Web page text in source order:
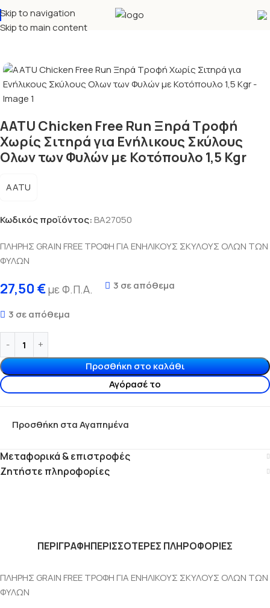
Skip to navigation
Skip to main content
Αρχική σελίδα Σκύλος
AATU Chicken Free Run Ξηρά Τροφή
Χωρίς Σιτηρά για Ενήλικους Σκύλους
Ολων των Φυλών με Κοτόπουλο 1,5 Kgr
AATU
Κωδικός προϊόντος:BA27050
ΠΛΗΡΗΣ GRAIN FREE ΤΡΟΦΗ ΓΙΑ ΕΝΗΛΙΚΟΥΣ ΣΚΥΛΟΥΣ ΟΛΩΝ ΤΩΝ
ΦΥΛΩΝ
27,50 €με Φ.Π.Α. 3 σε απόθεμα
3 σε απόθεμα
Προσθήκη στο καλάθι
Αγόρασέ το
Προσθήκη στα Αγαπημένα
Μεταφορικά & επιστροφές
Ζητήστε πληροφορίες
ΠΕΡΙΓΡΑΦΗΠΕΡΙΣΣΟΤΕΡΕΣ ΠΛΗΡΟΦΟΡΙΕΣ
ΠΛΗΡΗΣ GRAIN FREE ΤΡΟΦΗ ΓΙΑ ΕΝΗΛΙΚΟΥΣ ΣΚΥΛΟΥΣ ΟΛΩΝ ΤΩΝ
ΦΥΛΩΝ